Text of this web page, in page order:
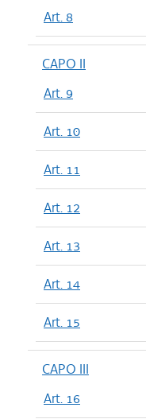
Art. 8
CAPO II
Art. 9
Art. 10
Art. 11
Art. 12
Art. 13
Art. 14
Art. 15
CAPO III
Art. 16